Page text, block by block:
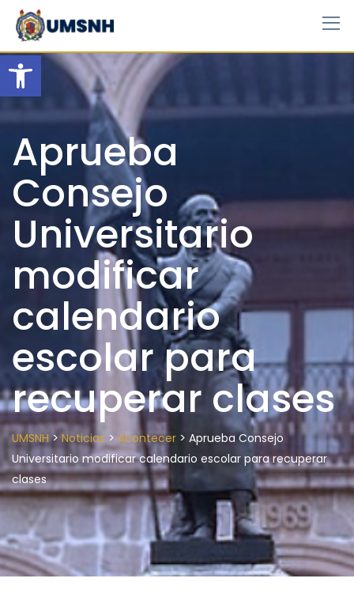
Open toolbar
Skip
content
Aprueba
Consejo
Universitario
modificar
calendario
escolar para
recuperar clases
UMSNH> Noticias > Acontecer > Aprueba Consejo
Universitario modificar calendario escolar para recuperar
clases